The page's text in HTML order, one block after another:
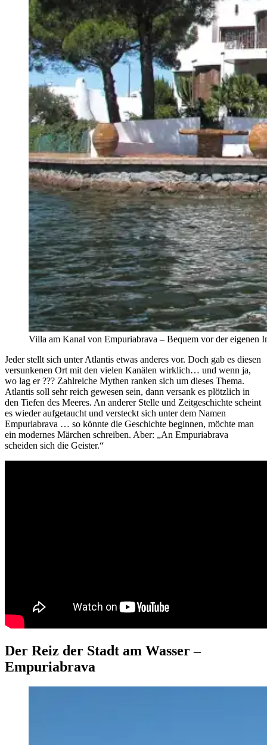
Villa am Kanal von Empuriabrava – Bequem vor der eigenen
Jeder stellt sich unter Atlantis etwas anderes vor. Doch gab es diesen
versunkenen Ort mit den vielen Kanälen wirklich… und wenn ja,
wo lag er ??? Zahlreiche Mythen ranken sich um dieses Thema.
Atlantis soll sehr reich gewesen sein, dann versank es plötzlich in
den Tiefen des Meeres. An anderer Stelle und Zeitgeschichte scheint
es wieder aufgetaucht und versteckt sich unter dem Namen
Empuriabrava … so könnte die Geschichte beginnen, möchte man
ein modernes Märchen schreiben. Aber: „An Empuriabrava
scheiden sich die Geister.“
Der Reiz der Stadt am Wasser –
Empuriabrava